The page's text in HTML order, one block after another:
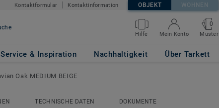
Kontaktformular Kontaktinformation OBJEKT WOHNEN
Hilfe Mein Konto
0
Muster
Service & Inspiration Nachhaltigkeit Über Tarkett
Oak MEDIUM BEIGE
Oak MEDIUM BEIGE
TECHNISCHE DATEN
DOKUMENTE